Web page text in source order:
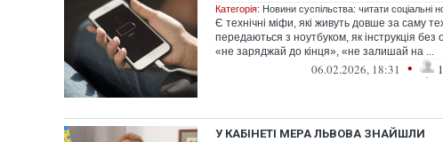
Категорія: Новини суспільства: читати соціальні
Є технічні міфи, які живуть довше за саму
передаються з ноутбуком, як інструкція без
«не заряджай до кінця», «не залишай на ...
06.02.2026, 18:31 •
У КАБІНЕТІ МЕРА ЛЬВОВА ЗНАЙШЛИ